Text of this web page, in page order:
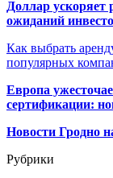
Доллар ускоряет
ожиданий
Как выбрать
популярных
Европа
сертификации:
Новости Гродно
Рубрики